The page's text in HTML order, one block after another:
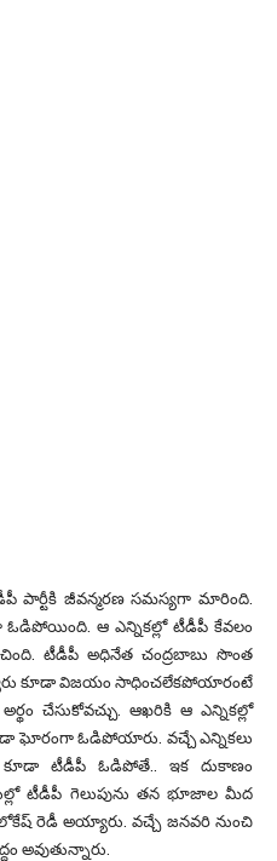
పార్టీకి జీవన్మరణ సమస్యగా మారింది.
ఓడిపోయింది. ఆ ఎన్నికల్లో టీడీపీ కేవలం
టీడీపీ అధినేత చంద్రబాబు సొంత
కూడా విజయం సాధించలేకపోయారంటే
చేసుకోవచ్చు. ఆఖరికి ఆ ఎన్నికల్లో
ఘోరంగా ఓడిపోయారు. వచ్చే ఎన్నికలు
టీడీపీ ఓడిపోతే.. ఇక దుకాణం
టీడీపీ గెలుపును తన భూజాల మీద
రెడీ అయ్యారు. వచ్చే జనవరి నుంచి
అవుతున్నారు.